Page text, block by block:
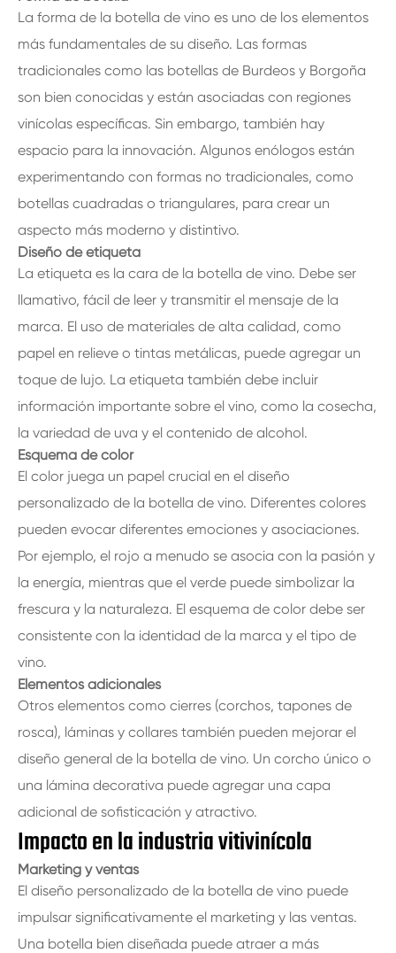
La forma de la botella de vino es uno de los elementos
más fundamentales de su diseño. Las formas
tradicionales como las botellas de Burdeos y Borgoña
son bien conocidas y están asociadas con regiones
vinícolas específicas. Sin embargo, también hay
espacio para la innovación. Algunos enólogos están
experimentando con formas no tradicionales, como
botellas cuadradas o triangulares, para crear un
aspecto más moderno y distintivo.
Diseño de etiqueta
La etiqueta es la cara de la botella de vino. Debe ser
llamativo, fácil de leer y transmitir el mensaje de la
marca. El uso de materiales de alta calidad, como
papel en relieve o tintas metálicas, puede agregar un
toque de lujo. La etiqueta también debe incluir
información importante sobre el vino, como la cosecha,
la variedad de uva y el contenido de alcohol.
Esquema de color
El color juega un papel crucial en el diseño
personalizado de la botella de vino. Diferentes colores
pueden evocar diferentes emociones y asociaciones.
Por ejemplo, el rojo a menudo se asocia con la pasión y
la energía, mientras que el verde puede simbolizar la
frescura y la naturaleza. El esquema de color debe ser
consistente con la identidad de la marca y el tipo de
vino.
Elementos adicionales
Otros elementos como cierres (corchos, tapones de
rosca), láminas y collares también pueden mejorar el
diseño general de la botella de vino. Un corcho único o
una lámina decorativa puede agregar una capa
adicional de sofisticación y atractivo.
Impacto en la industria vitivinícola
Marketing y ventas
El diseño personalizado de la botella de vino puede
impulsar significativamente el marketing y las ventas.
Una botella bien diseñada puede atraer a más